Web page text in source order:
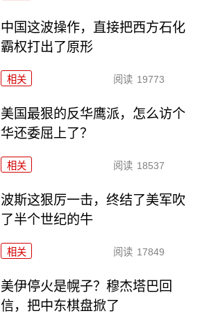
中国这波操作，直接把西方石化
霸权打出了原形
相关 阅读 19773
美国最狠的反华鹰派，怎么访个
华还委屈上了？
相关 阅读 18537
波斯这狠厉一击，终结了美军吹
了半个世纪的牛
相关 阅读 17849
美伊停火是幌子？穆杰塔巴回
信，把中东棋盘掀了